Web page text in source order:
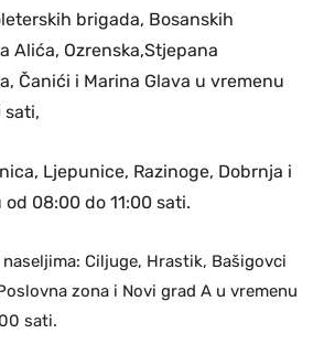
brigada, Bosanskih
Alića, Ozrenska,Stjepana
Čanići i Marina Glava u vremenu
sati,
Ljepunice, Razinoge, Dobrnja i
08:00 do 11:00 sati.
Ciljuge, Hrastik, Bašigovci
zona i Novi grad A u vremenu
sati.